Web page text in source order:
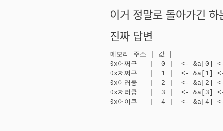
이거 정말로 돌아가긴
진짜 답변
메모리 주소 | 값 |
0x어쩌구   |  0 |  <- &a[0]
0x저쩌구   |  1 |  <- &a[1]
0x이러쿵   |  2 |  <- &a[2]
0x저러쿵   |  3 |  <- &a[3]